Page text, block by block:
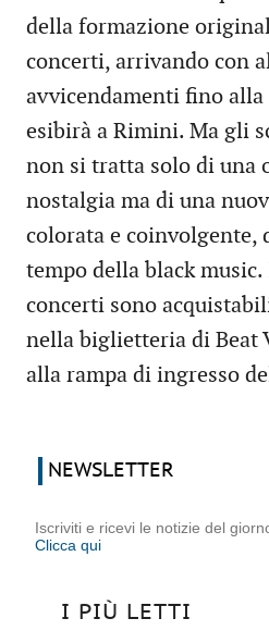
della formazione
concerti, arrivando con
avvicendamenti fino
esibirà a Rimini. Ma gli
non si tratta solo di una
nostalgia ma di una
colorata e coinvolgente,
tempo della black
concerti sono
nella biglietteria di Beat
alla rampa di ingresso
NEWSLETTER
Iscriviti e ricevi le notizie del
Clicca qui
I PIÙ LETTI